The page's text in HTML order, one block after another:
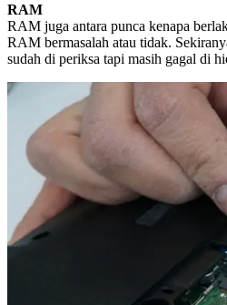
RAM
RAM juga antara punca kenapa
RAM bermasalah atau tidak.
sudah di periksa tapi masih gagal di